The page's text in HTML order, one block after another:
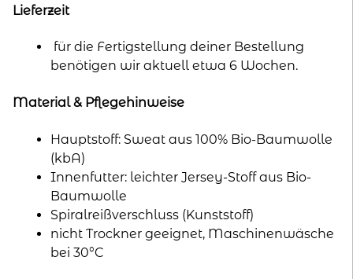
Lieferzeit
für die Fertigstellung deiner Bestellung
benötigen wir aktuell etwa 6 Wochen.
Material & Pflegehinweise
Hauptstoff: Sweat aus 100% Bio-Baumwolle
(kbA)
Innenfutter: leichter Jersey-Stoff aus Bio-
Baumwolle
Spiralreißverschluss (Kunststoff)
nicht Trockner geeignet, Maschinenwäsche
bei 30°C